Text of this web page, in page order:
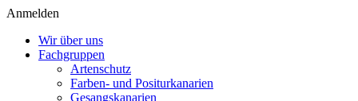
Anmelden
Wir über uns
Fachgruppen
Artenschutz
Farben- und Positurkanarien
Gesangskanarien